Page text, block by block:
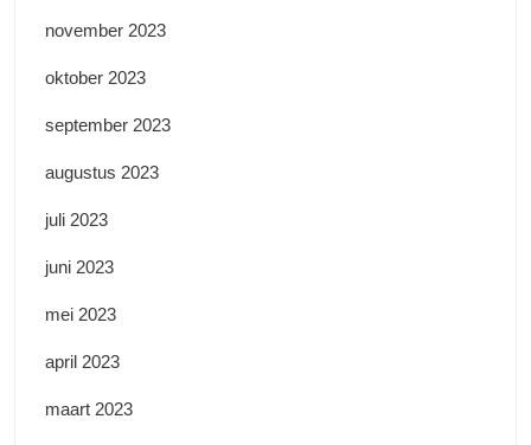
november 2023
oktober 2023
september 2023
augustus 2023
juli 2023
juni 2023
mei 2023
april 2023
maart 2023